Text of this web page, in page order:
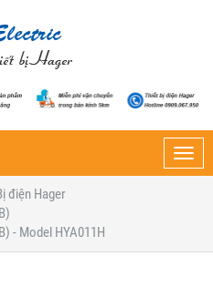
điện Hager
- Model HYA011H